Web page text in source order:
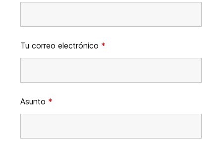
Tu correo electrónico *
Asunto *